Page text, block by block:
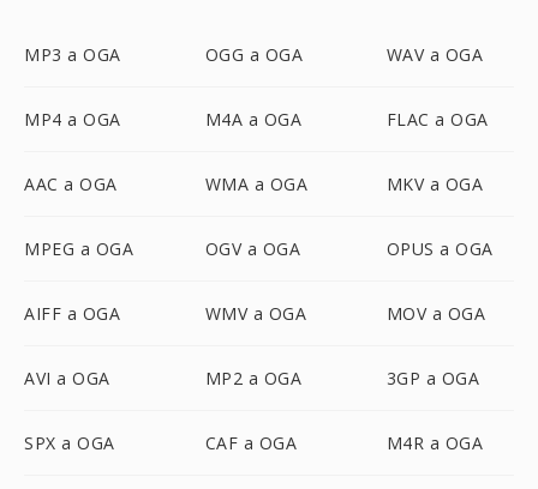
MP3 a OGA OGG a OGA WAV a OGA
MP4 a OGA M4A a OGA FLAC a OGA
AAC a OGA WMA a OGA MKV a OGA
MPEG a OGA OGV a OGA OPUS a OGA
AIFF a OGA WMV a OGA MOV a OGA
AVI a OGA MP2 a OGA 3GP a OGA
SPX a OGA CAF a OGA M4R a OGA